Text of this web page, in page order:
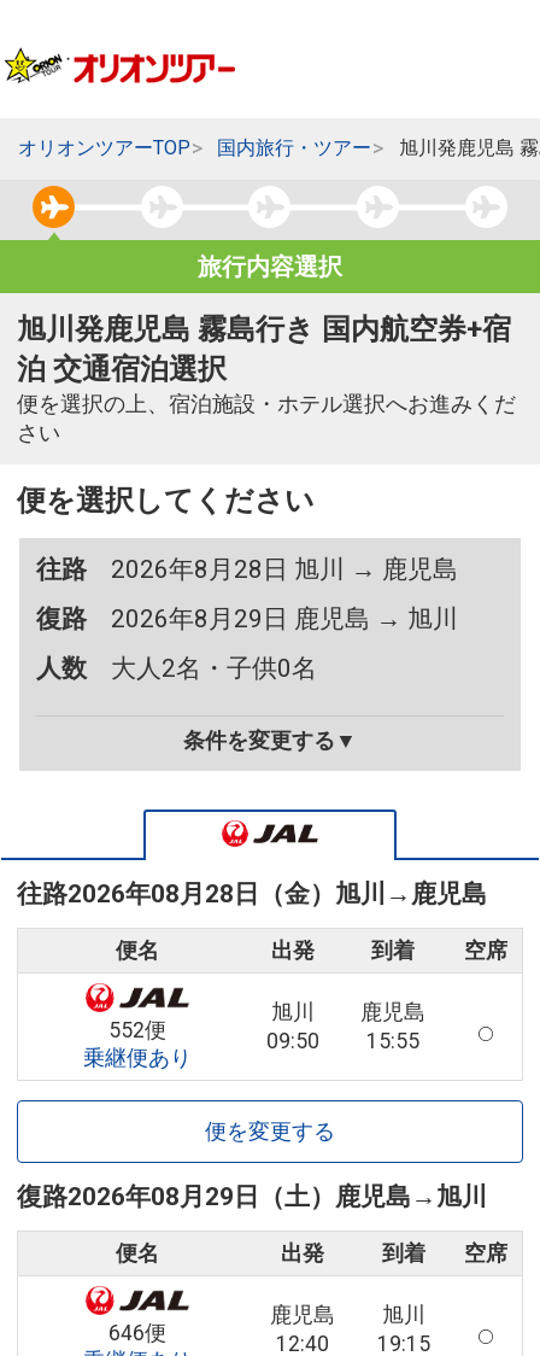
オリオンツアーTOP 国内旅行・ツアー 旭川発鹿児島
旅行内容選択
旭川発鹿児島 霧島行き 国内航空券+宿
泊 交通宿泊選択
便を選択の上、宿泊施設・ホテル選択へお進みくだ
さい
便を選択してください
往路
2026年8月28日 旭川 → 鹿児島
復路
2026年8月29日 鹿児島 → 旭川
人数
大人2名・子供0名
条件を変更する▼
往路2026年08月28日（金） 旭川 → 鹿児島
便名 出発 到着 空席
552便
乗継便あり
旭川
09:50
鹿児島
15:55
便を変更する
復路2026年08月29日（土） 鹿児島 → 旭川
便名 出発 到着 空席
646便
鹿児島
12:40
旭川
19:15